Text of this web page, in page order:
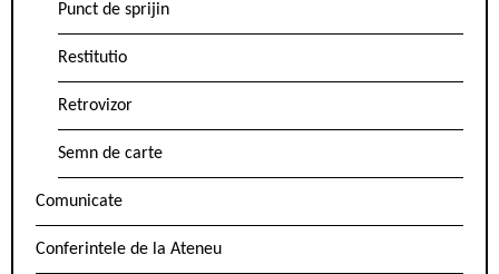
Punct de sprijin
Restitutio
Retrovizor
Semn de carte
Comunicate
Conferintele de la Ateneu